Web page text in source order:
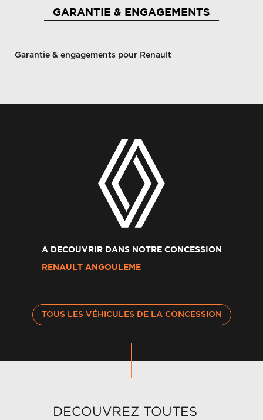
GARANTIE & ENGAGEMENTS
Garantie & engagements pour Renault
A DECOUVRIR DANS NOTRE CONCESSION
RENAULT ANGOULEME
TOUS LES VÉHICULES DE LA CONCESSION
DECOUVREZ TOUTES